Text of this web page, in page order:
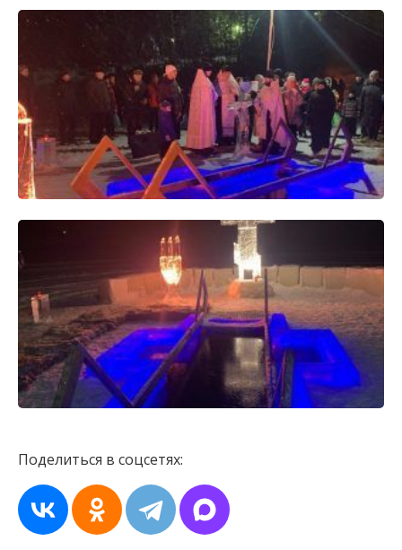
Поделиться в соцсетях: